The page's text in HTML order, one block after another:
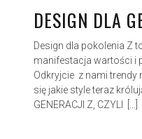
DESIGN DLA
Design dla pokolenia Z
manifestacja wartości i
Odkryjcie z nami trendy
się jakie style teraz
GENERACJI Z, CZYLI […]